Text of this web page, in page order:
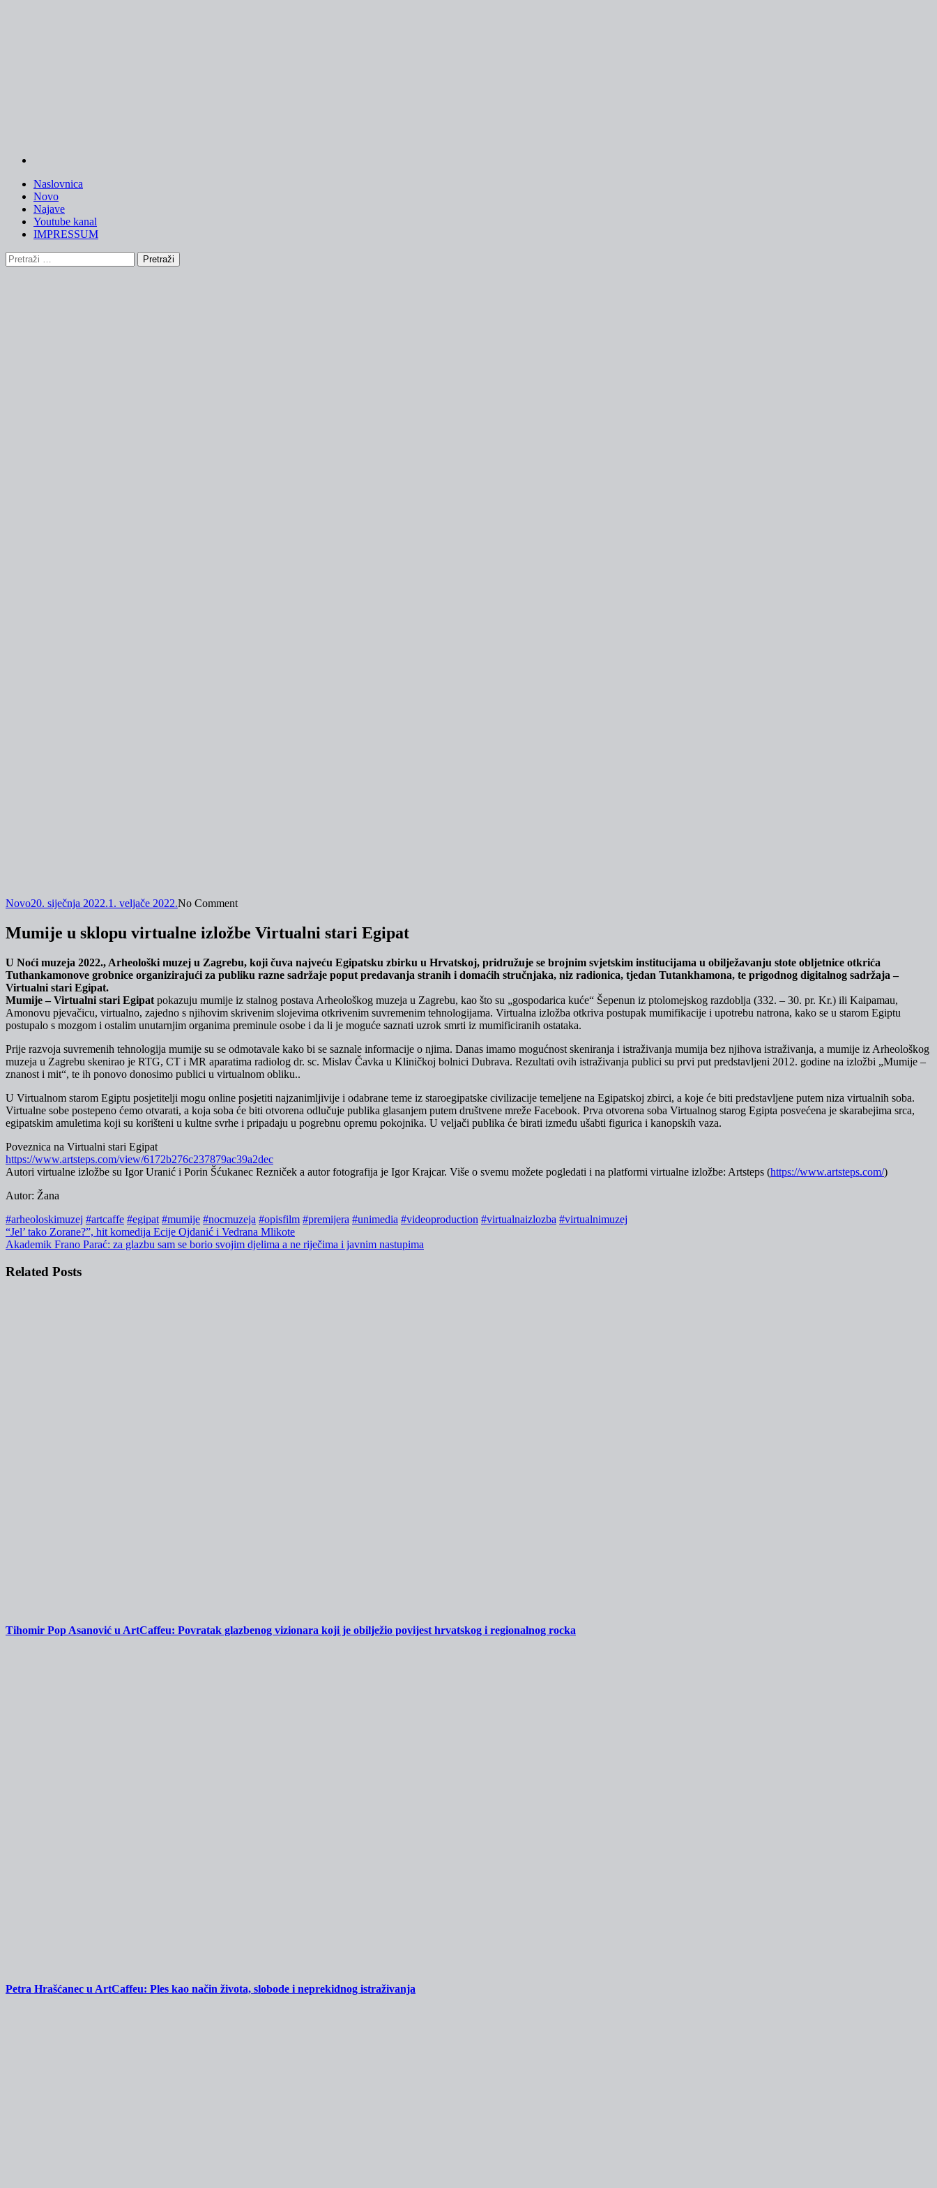
Naslovnica
Novo
Najave
Youtube kanal
IMPRESSUM
Pretraži:
Novo20. siječnja 2022.1. veljače 2022.No Comment
Mumije u sklopu virtualne izložbe Virtualni stari Egipat
U Noći muzeja 2022., Arheološki muzej u Zagrebu, koji čuva najveću Egipatsku zbirku u Hrvatskoj, pridružuje se brojnim svjetskim institucijama u obilježavanju stote obljetnice otkrića
Tuthankamonove grobnice organizirajući za publiku razne sadržaje poput predavanja stranih i domaćih stručnjaka, niz radionica, tjedan Tutankhamona, te prigodnog digitalnog sadržaja –
Virtualni stari Egipat.
Mumije – Virtualni stari Egipat pokazuju mumije iz stalnog postava Arheološkog muzeja u Zagrebu, kao što su „gospodarica kuće“ Šepenun iz ptolomejskog razdoblja (332. – 30. pr. Kr.) ili Kaipamau,
Amonovu pjevačicu, virtualno, zajedno s njihovim skrivenim slojevima otkrivenim suvremenim tehnologijama. Virtualna izložba otkriva postupak mumifikacije i upotrebu natrona, kako se u starom Egiptu
postupalo s mozgom i ostalim unutarnjim organima preminule osobe i da li je moguće saznati uzrok smrti iz mumificiranih ostataka.
Prije razvoja suvremenih tehnologija mumije su se odmotavale kako bi se saznale informacije o njima. Danas imamo mogućnost skeniranja i istraživanja mumija bez njihova istraživanja, a mumije iz Arheološkog
muzeja u Zagrebu skenirao je RTG, CT i MR aparatima radiolog dr. sc. Mislav Čavka u Kliničkoj bolnici Dubrava. Rezultati ovih istraživanja publici su prvi put predstavljeni 2012. godine na izložbi „Mumije –
znanost i mit“, te ih ponovo donosimo publici u virtualnom obliku..
U Virtualnom starom Egiptu posjetitelji mogu online posjetiti najzanimljivije i odabrane teme iz staroegipatske civilizacije temeljene na Egipatskoj zbirci, a koje će biti predstavljene putem niza virtualnih soba.
Virtualne sobe postepeno ćemo otvarati, a koja soba će biti otvorena odlučuje publika glasanjem putem društvene mreže Facebook. Prva otvorena soba Virtualnog starog Egipta posvećena je skarabejima srca,
egipatskim amuletima koji su korišteni u kultne svrhe i pripadaju u pogrebnu opremu pokojnika. U veljači publika će birati između ušabti figurica i kanopskih vaza.
Poveznica na Virtualni stari Egipat
https://www.artsteps.com/view/6172b276c237879ac39a2dec
Autori virtualne izložbe su Igor Uranić i Porin Šćukanec Rezniček a autor fotografija je Igor Krajcar. Više o svemu možete pogledati i na platformi virtualne izložbe: Artsteps (https://www.artsteps.com/)
Autor: Žana
#arheoloskimuzej #artcaffe #egipat #mumije #nocmuzeja #opisfilm #premijera #unimedia #videoproduction #virtualnaizlozba #virtualnimuzej
Navigacija
objava
“Jel’ tako Zorane?”, hit komedija Ecije Ojdanić i Vedrana Mlikote
Akademik Frano Parać: za glazbu sam se borio svojim djelima a ne riječima i javnim nastupima
Related Posts
Tihomir Pop Asanović u ArtCaffeu: Povratak glazbenog vizionara koji je obilježio povijest hrvatskog i regionalnog rocka
Petra Hrašćanec u ArtCaffeu: Ples kao način života, slobode i neprekidnog istraživanja